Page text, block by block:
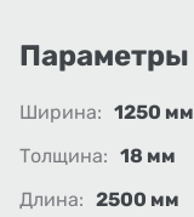
Параметры
Ширина: 1250 мм
Толщина: 18 мм
Длина: 2500 мм